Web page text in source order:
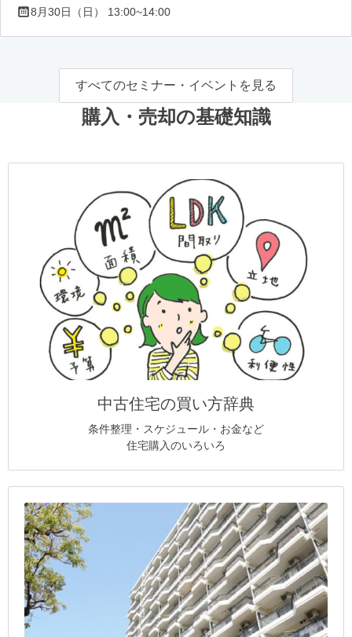
8月30日（日） 13:00~14:00
すべてのセミナー・イベントを見る
購入・売却の基礎知識
中古住宅の買い方辞典
条件整理・スケジュール・お金など
住宅購入のいろいろ